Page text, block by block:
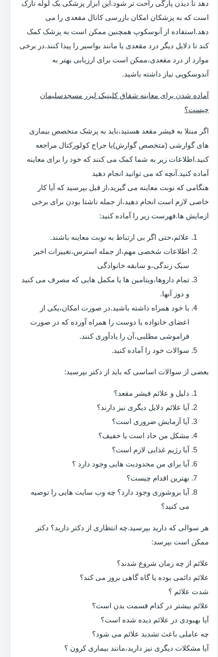
دهد تا دیدن پارگی راحت تر شود.این ابزار پزشکی یک لوله نازک
است که به پزشکان امکان بازرسی کانال مقعدی را می
دهد.استفاده از آنوسکوپ همچنین ممکن است به پزشک کمک
کند تا دلایل دیگر درد مقعدی یا مانند بواسیر را پیدا کنند.در برخی
موارد از درد مقعدی،ممکن است برای ارزیابی بهتر به
آندوسکوپی نیاز داشته باشید.
آماده شدن برای معاینه شقاق کلینیک لیزر مسجدسلیمان
چیست؟
اگر مبتلا به فیشر مقعد هستید،باید به پزشک متخصص بیماری
های گوارشی (متخصص گوارش)یا جراح کولورکتال مراجعه
کنید.اطلاعات زیر به شما کمک می کنند که خود را برای معاینه
آماده کنید.آنچه که می توانید انجام دهید
هنگامی که نوبت معاینه می گیرید،از قبل بپرسید که آیا کار
خاصی لازم است انجام دهید،از جمله ناشتا بودن برای برخی
ازمایش ها.فهرست زیر را آماده کنید:
علائم،حتی اگر بی ارتباط به نوبت معاینه باشند.
اطلاعات شخصی مهم،از جمله استرس،تغییرات اخیر
سبک زندگی،و سابقه خانوادگی
تمام داروها،ویتامین ها یا مکمل هایی که مصرف می کنید
و دوز آنها.
با خود همراه داشته باشید.در صورت امکان،یکی از
اعضای خانواده یا دوست را همراه آورده که در صورت
فراموشی مطلبی،آن را یادآوری کنند.
سوالات خود را آماده کنید.
بعضی از سوالات اساسی که باید از دکتر بپرسید:
دلیل و علائم فیشر مقعد؟
آیا علائم دلایل دیگری نیز دارند؟
آیا آزمایش ضروری است؟
مشکل من حاد است یا خفیف؟
آیا رژیم غذایی لازم است؟
آیا برای من محدودیت هایی وجود دارد ؟
بهترین اقدام چیست؟
آیا بروشوری وجود دارد؟ چه وب سایت هایی را توصیه
می کنید؟
هر سوالی که دارید بپرسید.چه انتظاری از دکتر دارید؟ دکتر
ممکن است بپرسد:
علائم از چه زمان شروع شدند؟
علائم دائمی بوده یا گاه گاهی بروز می کند؟
شدت علائم ؟
علائم بیشتر در کدام قسمت بدن است؟
آیا بهبودی در علائم دیده شده است؟
چه عاملی باعث تشدید علائم می شود؟
آیا مشکلات دیگری نیز دارید،مانند بیماری کرون ؟